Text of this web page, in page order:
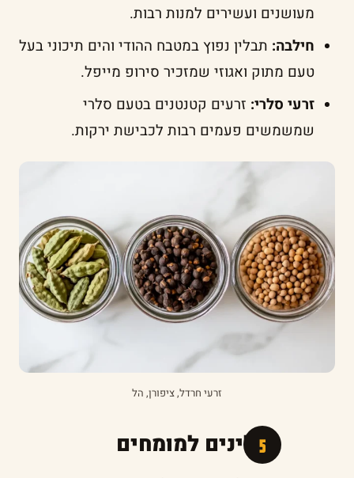
מעושנים ועשירים למנות רבות.
חילבה: תבלין נפוץ במטבח ההודי והים תיכוני בעל
טעם מתוק ואגוזי שמזכיר סירופ מייפל.
זרעי סלרי: זרעים קטנטנים בטעם סלרי
שמשמשים פעמים רבות לכבישת ירקות.
זרעי חרדל, ציפורן, הל
תבלינים למומחים